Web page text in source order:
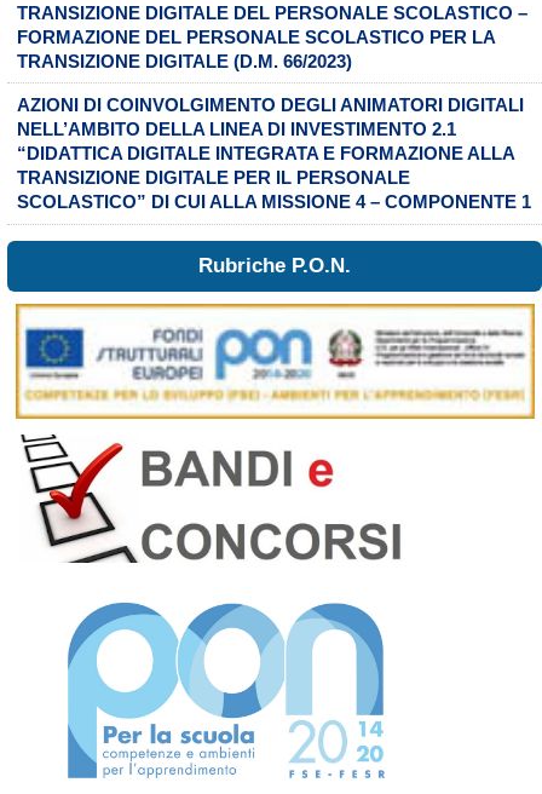
TRANSIZIONE DIGITALE DEL PERSONALE SCOLASTICO –
FORMAZIONE DEL PERSONALE SCOLASTICO PER LA
TRANSIZIONE DIGITALE (D.M. 66/2023)
AZIONI DI COINVOLGIMENTO DEGLI ANIMATORI DIGITALI
NELL’AMBITO DELLA LINEA DI INVESTIMENTO 2.1
“DIDATTICA DIGITALE INTEGRATA E FORMAZIONE ALLA
TRANSIZIONE DIGITALE PER IL PERSONALE
SCOLASTICO” DI CUI ALLA MISSIONE 4 – COMPONENTE 1
Rubriche P.O.N.